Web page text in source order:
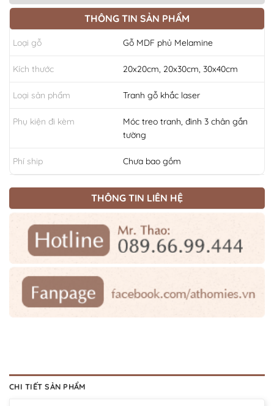
THÔNG TIN SẢN PHẨM
Loại gỗ Gỗ MDF phủ Melamine
Kích thước 20x20cm, 20x30cm, 30x40cm
Loại sản phẩm Tranh gỗ khắc laser
Phụ kiện đi kèm
Móc treo tranh, đinh 3 chân gắn
tường
Phí ship Chưa bao gồm
THÔNG TIN LIÊN HỆ
CHI TIẾT SẢN PHẨM